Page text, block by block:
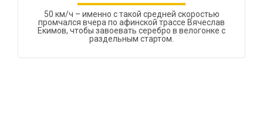
50 км/ч – именно с такой средней скоростью
промчался вчера по афинской трассе Вячеслав
Екимов, чтобы завоевать серебро в велогонке с
раздельным стартом.